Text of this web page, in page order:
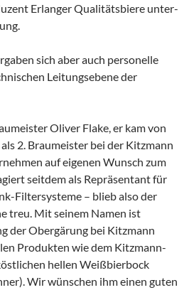
Erlanger Qualitätsbiere unter-
sich aber auch personelle
Leitungsebene der
Oliver Flake, er kam von
2. Braumeister bei der Kitzmann
auf eigenen Wunsch zum
seitdem als Repräsentant für
Filtersysteme – blieb also der
treu. Mit seinem Namen ist
der Obergärung bei Kitzmann
Produkten wie dem Kitzmann-
hellen Weißbierbock
Wir wünschen ihm einen guten